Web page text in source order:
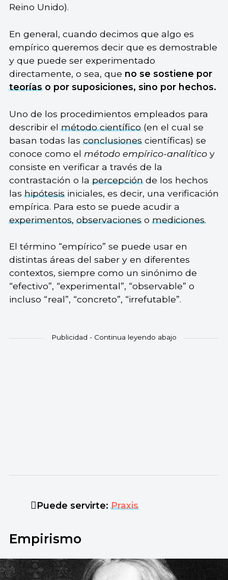
Reino Unido).
En general, cuando decimos que algo es
empírico queremos decir que es demostrable
y que puede ser experimentado
directamente, o sea, que no se sostiene por
teoríaso por suposiciones, sino por hechos.
Uno de los procedimientos empleados para
describir elmétodo científico(en el cual se
basan todas lasconclusionescientíficas) se
conoce como el método empírico-analíticoy
consiste en verificar a través de la
contrastación o lapercepciónde los hechos
lashipótesisiniciales, es decir, una verificación
empírica. Para esto se puede acudir a
experimentos,observacionesomediciones.
El término “empírico” se puede usar en
distintas áreas del saber y en diferentes
contextos, siempre como un sinónimo de
“efectivo”, “experimental”, “observable” o
incluso “real”, “concreto”, “irrefutable”.
Puede servirte:Praxis
Empirismo